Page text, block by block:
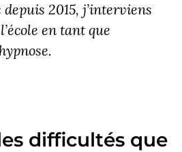
depuis 2015, j’interviens
en tant que
difficultés que